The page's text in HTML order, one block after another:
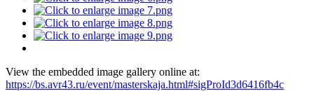
View the embedded image gallery online at:
https://bs.avr43.ru/event/masterskaja.html#sigProId3d6416fb4c